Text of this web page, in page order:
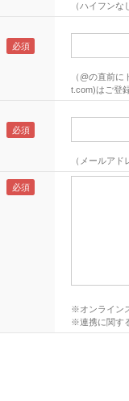
（ハイフンな
（@の直前
t.com)はご登
（メールア
※オンライン
※連携に関す